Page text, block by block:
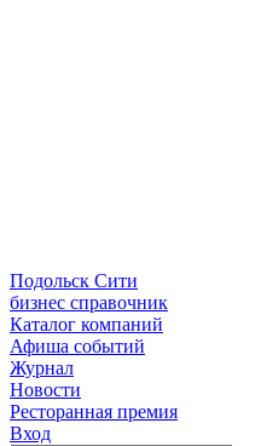
Подольск Сити
бизнес справочник
Каталог компаний
Афиша событий
Журнал
Новости
Ресторанная премия
Вход